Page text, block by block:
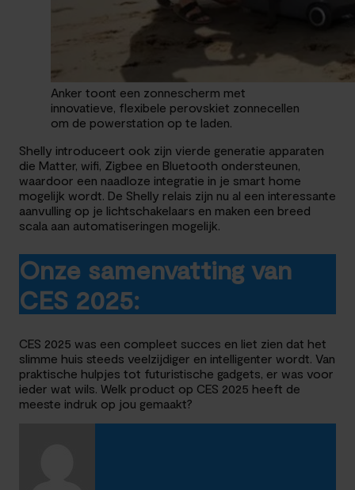
Anker toont een zonnescherm met
innovatieve, flexibele perovskiet zonnecellen
om de powerstation op te laden.
Shelly introduceert ook zijn vierde generatie apparaten
die Matter, wifi, Zigbee en Bluetooth ondersteunen,
waardoor een naadloze integratie in je smart home
mogelijk wordt. De Shelly relais zijn nu al een interessante
aanvulling op je lichtschakelaars en maken een breed
scala aan automatiseringen mogelijk.
Onze samenvatting van
CES 2025:
CES 2025 was een compleet succes en liet zien dat het
slimme huis steeds veelzijdiger en intelligenter wordt. Van
praktische hulpjes tot futuristische gadgets, er was voor
ieder wat wils. Welk product op CES 2025 heeft de
meeste indruk op jou gemaakt?